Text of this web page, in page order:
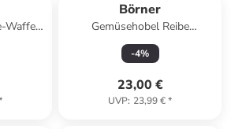
Waffel
in
Börner
Gemüsehobel Reibe
PowerLine in grün
-4%
23,00 €
UVP: 23,99 €*